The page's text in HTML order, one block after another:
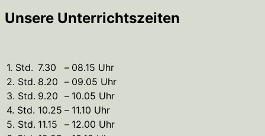
Unsere Unterrichtszeiten
1. Std. 7.30 – 08.15 Uhr
2. Std. 8.20 – 09.05 Uhr
3. Std. 9.20 – 10.05 Uhr
4. Std. 10.25 – 11.10 Uhr
5. Std. 11.15 – 12.00 Uhr